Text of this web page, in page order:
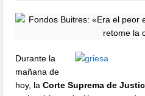
Durante la
mañana de
hoy, la Corte Suprema de